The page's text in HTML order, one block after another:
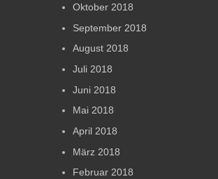
Oktober 2018
September 2018
August 2018
Juli 2018
Juni 2018
Mai 2018
April 2018
März 2018
Februar 2018